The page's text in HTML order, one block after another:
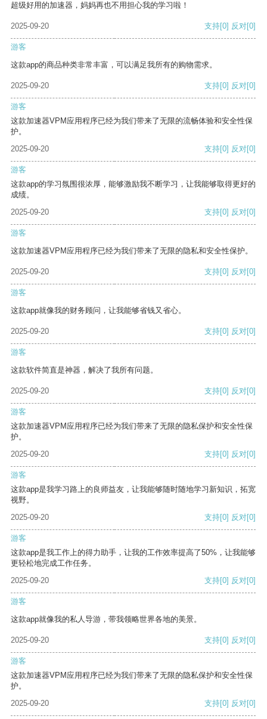
超级好用的加速器，妈妈再也不用担心我的学习啦！
2025-09-20 支持[0] 反对[0]
游客
这款app的商品种类非常丰富，可以满足我所有的购物需求。
2025-09-20 支持[0] 反对[0]
游客
这款加速器VPM应用程序已经为我们带来了无限的流畅体验和安全性保
护。
2025-09-20
支持[0] 反对[0]
游客
这款app的学习氛围很浓厚，能够激励我不断学习，让我能够取得更好的
成绩。
2025-09-20
支持[0] 反对[0]
游客
这款加速器VPM应用程序已经为我们带来了无限的隐私和安全性保护。
2025-09-20 支持[0] 反对[0]
游客
这款app就像我的财务顾问，让我能够省钱又省心。
2025-09-20 支持[0] 反对[0]
游客
这款软件简直是神器，解决了我所有问题。
2025-09-20 支持[0] 反对[0]
游客
这款加速器VPM应用程序已经为我们带来了无限的隐私保护和安全性保
护。
2025-09-20
支持[0] 反对[0]
游客
这款app是我学习路上的良师益友，让我能够随时随地学习新知识，拓宽
视野。
2025-09-20
支持[0] 反对[0]
游客
这款app是我工作上的得力助手，让我的工作效率提高了50%，让我能够
更轻松地完成工作任务。
2025-09-20
支持[0] 反对[0]
游客
这款app就像我的私人导游，带我领略世界各地的美景。
2025-09-20 支持[0] 反对[0]
游客
这款加速器VPM应用程序已经为我们带来了无限的隐私保护和安全性保
护。
2025-09-20
支持[0] 反对[0]